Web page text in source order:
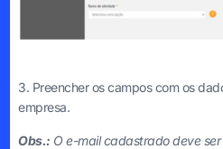
3. Preencher os campos com os
empresa.
Obs.: O e-mail cadastrado deve